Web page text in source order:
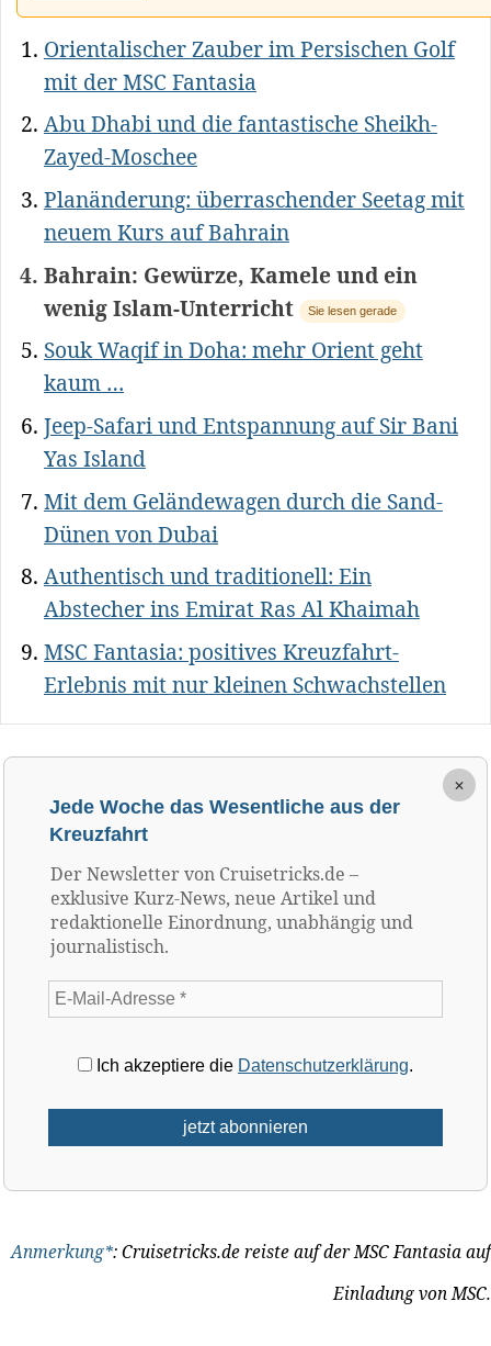
Orientalischer Zauber im Persischen Golf
mit der MSC Fantasia
Abu Dhabi und die fantastische Sheikh-
Zayed-Moschee
Planänderung: überraschender Seetag mit
neuem Kurs auf Bahrain
Bahrain: Gewürze, Kamele und ein
wenig Islam-Unterricht
Sie lesen gerade
Souk Waqif in Doha: mehr Orient geht
kaum …
Jeep-Safari und Entspannung auf Sir Bani
Yas Island
Mit dem Geländewagen durch die Sand-
Dünen von Dubai
Authentisch und traditionell: Ein
Abstecher ins Emirat Ras Al Khaimah
MSC Fantasia: positives Kreuzfahrt-
Erlebnis mit nur kleinen Schwachstellen
×
Jede Woche das Wesentliche aus der
Kreuzfahrt
Der Newsletter von Cruisetricks.de –
exklusive Kurz-News, neue Artikel und
redaktionelle Einordnung, unabhängig und
journalistisch.
Ich akzeptiere die Datenschutzerklärung.
Anmerkung*: Cruisetricks.de reiste auf der MSC Fantasia auf
Einladung von MSC.